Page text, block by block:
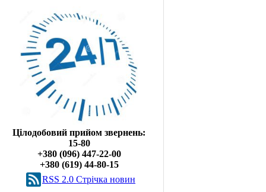
Цілодобовий прийом звернень:
15-80
+380 (096) 447-22-00
+380 (619) 44-80-15
RSS 2.0 Cтрічка новин